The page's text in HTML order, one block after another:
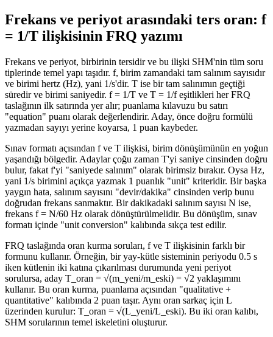
Frekans ve periyot arasındaki ters oran: f
= 1/T ilişkisinin FRQ yazımı
Frekans ve periyot, birbirinin tersidir ve bu ilişki SHM'nin tüm soru
tiplerinde temel yapı taşıdır. f, birim zamandaki tam salınım sayısıdır
ve birimi hertz (Hz), yani 1/s'dir. T ise bir tam salınımın geçtiği
süredir ve birimi saniyedir. f = 1/T ve T = 1/f eşitlikleri her FRQ
taslağının ilk satırında yer alır; puanlama kılavuzu bu satırı
"equation" puanı olarak değerlendirir. Aday, önce doğru formülü
yazmadan sayıyı yerine koyarsa, 1 puan kaybeder.
Sınav formatı açısından f ve T ilişkisi, birim dönüşümünün en yoğun
yaşandığı bölgedir. Adaylar çoğu zaman T'yi saniye cinsinden doğru
bulur, fakat f'yi "saniyede salınım" olarak birimsiz bırakır. Oysa Hz,
yani 1/s birimini açıkça yazmak 1 puanlık "unit" kriteridir. Bir başka
yaygın hata, salınım sayısını "devir/dakika" cinsinden verip bunu
doğrudan frekans sanmaktır. Bir dakikadaki salınım sayısı N ise,
frekans f = N/60 Hz olarak dönüştürülmelidir. Bu dönüşüm, sınav
formatı içinde "unit conversion" kalıbında sıkça test edilir.
FRQ taslağında oran kurma soruları, f ve T ilişkisinin farklı bir
formunu kullanır. Örneğin, bir yay-kütle sisteminin periyodu 0.5 s
iken kütlenin iki katına çıkarılması durumunda yeni periyot
sorulursa, aday T_oran = √(m_yeni/m_eski) = √2 yaklaşımını
kullanır. Bu oran kurma, puanlama açısından "qualitative +
quantitative" kalıbında 2 puan taşır. Aynı oran sarkaç için L
üzerinden kurulur: T_oran = √(L_yeni/L_eski). Bu iki oran kalıbı,
SHM sorularının temel iskeletini oluşturur.